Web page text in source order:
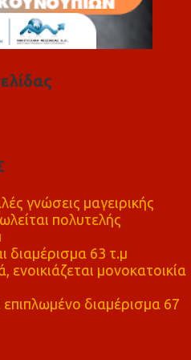
γνώσεις μαγειρικής
πολυτελής
διαμέρισμα 63 τ.μ
ενοικιάζεται μονοκατοικία
επιπλωμένο διαμέρισμα 67